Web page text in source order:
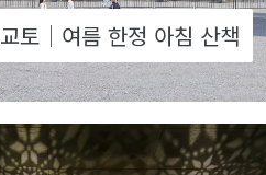
교토｜여름 한정 아침 산책